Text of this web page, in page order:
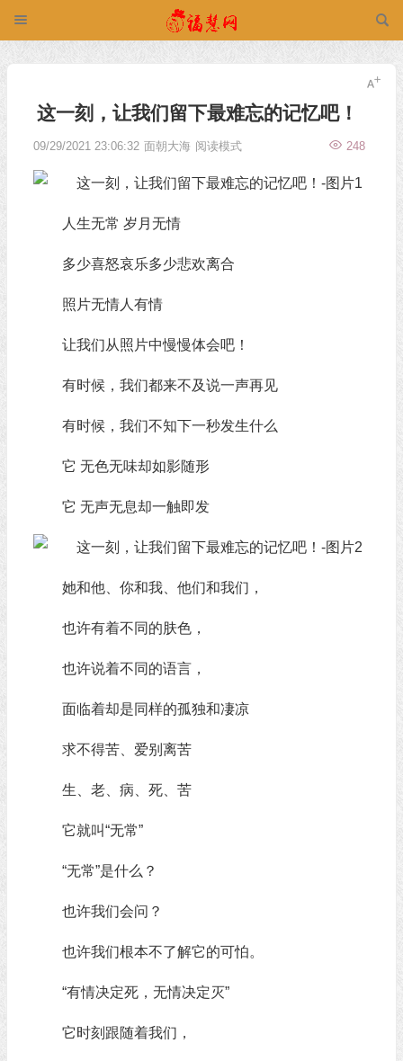
这一刻，让我们留下最难忘的记忆吧！
09/29/2021 23:06:32 面朝大海 248
阅读模式
人生无常 岁月无情
多少喜怒哀乐多少悲欢离合
照片无情人有情
让我们从照片中慢慢体会吧！
有时候，我们都来不及说一声再见
有时候，我们不知下一秒发生什么
它 无色无味却如影随形
它 无声无息却一触即发
她和他、你和我、他们和我们，
也许有着不同的肤色，
也许说着不同的语言，
面临着却是同样的孤独和凄凉
求不得苦、爱别离苦
生、老、病、死、苦
它就叫“无常”
“无常”是什么？
也许我们会问？
也许我们根本不了解它的可怕。
“有情决定死，无情决定灭”
它时刻跟随着我们，